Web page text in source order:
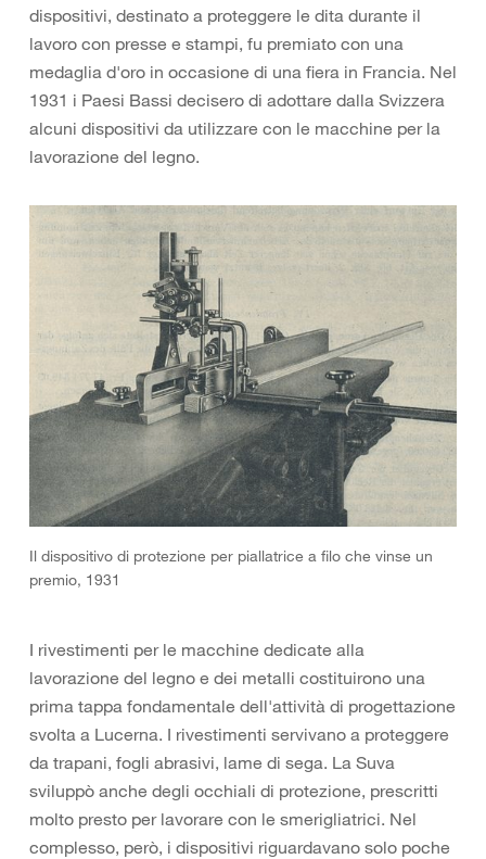
dispositivi, destinato a proteggere le dita durante il
lavoro con presse e stampi, fu premiato con una
medaglia d'oro in occasione di una fiera in Francia. Nel
1931 i Paesi Bassi decisero di adottare dalla Svizzera
alcuni dispositivi da utilizzare con le macchine per la
lavorazione del legno.
Il dispositivo di protezione per piallatrice a filo che vinse un
premio, 1931
I rivestimenti per le macchine dedicate alla
lavorazione del legno e dei metalli costituirono una
prima tappa fondamentale dell'attività di progettazione
svolta a Lucerna. I rivestimenti servivano a proteggere
da trapani, fogli abrasivi, lame di sega. La Suva
sviluppò anche degli occhiali di protezione, prescritti
molto presto per lavorare con le smerigliatrici. Nel
complesso, però, i dispositivi riguardavano solo poche